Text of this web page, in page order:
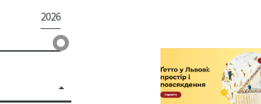
2026